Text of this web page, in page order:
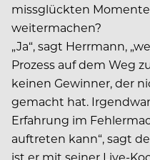
missglückten
weitermachen?
„Ja“, sagt Herrmann,
Prozess auf dem Weg
keinen Gewinner, der
gemacht hat.
Erfahrung im
auftreten kann“, sagt
ist er mit seiner Live-